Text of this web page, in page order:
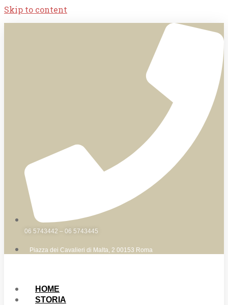
Skip to content
06 5743442 – 06 5743445
Piazza dei Cavalieri di Malta, 2 00153 Roma
HOME
STORIA